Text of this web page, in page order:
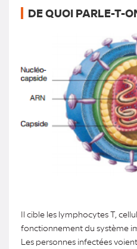
DE QUOI PARLE-T-
Il cible les lymphocytes T,
fonctionnement du système
Les personnes infectées